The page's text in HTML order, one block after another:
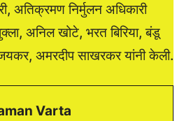
अतिक्रमण निर्मुलन अधिकारी
अनिल खोटे, भरत बिरिया, बंडू
अमरदीप साखरकर यांनी केली.
Varta